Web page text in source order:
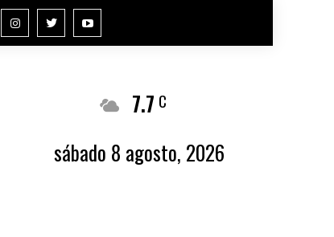
7.7 C
sábado 8 agosto, 2026